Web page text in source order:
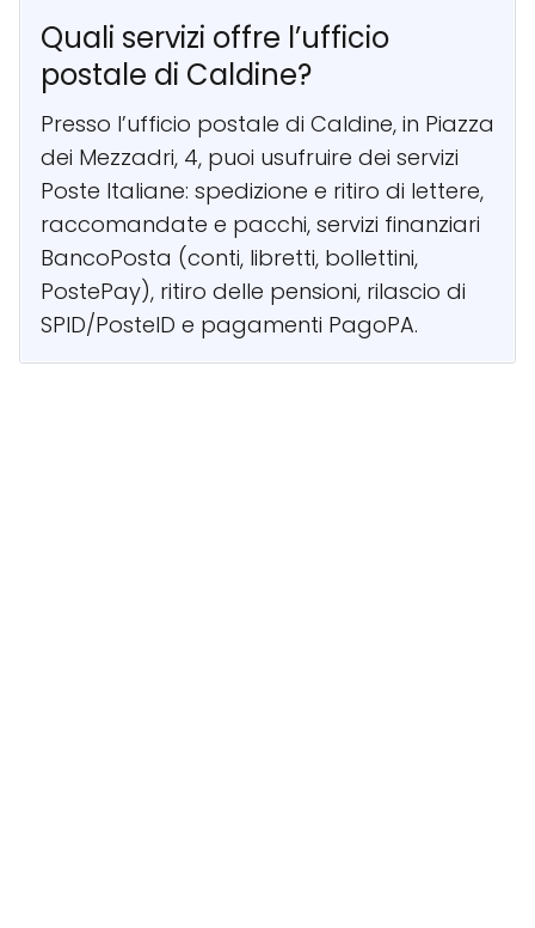
Quali servizi offre l’ufficio
postale di Caldine?
Presso l’ufficio postale di Caldine, in Piazza
dei Mezzadri, 4, puoi usufruire dei servizi
Poste Italiane: spedizione e ritiro di lettere,
raccomandate e pacchi, servizi finanziari
BancoPosta (conti, libretti, bollettini,
PostePay), ritiro delle pensioni, rilascio di
SPID/PosteID e pagamenti PagoPA.